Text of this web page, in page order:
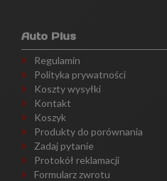
Auto Plus
Regulamin
Polityka prywatności
Koszty wysyłki
Kontakt
Koszyk
Produkty do porównania
Zadaj pytanie
Protokół reklamacji
Formularz zwrotu